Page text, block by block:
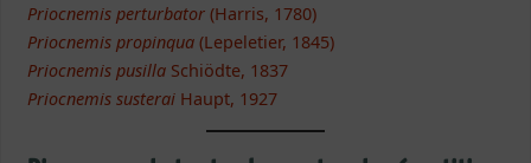
Priocnemis perturbator (Harris, 1780)
Priocnemis propinqua (Lepeletier, 1845)
Priocnemis pusilla Schiödte, 1837
Priocnemis susteraiHaupt, 1927